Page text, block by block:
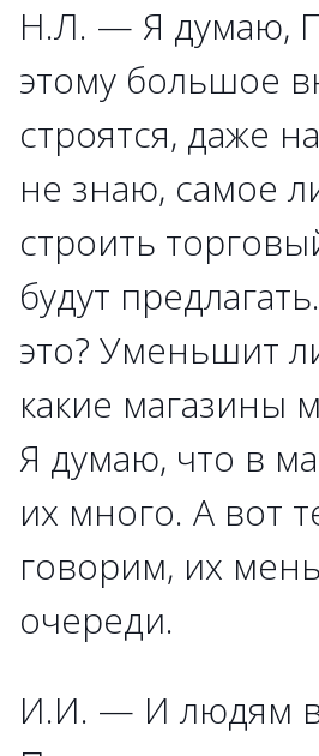
Н.Л. — Я думаю,
этому большое
строятся, даже
не знаю, самое
строить
будут
это? Уменьшит
какие магазины
Я думаю, что в
их много. А вот
говорим, их
очереди.
И.И. — И людям